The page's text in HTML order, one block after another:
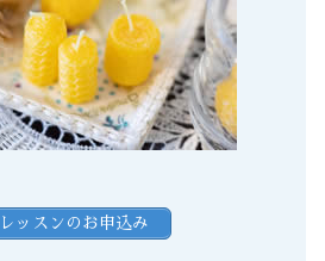
レッスンのお申込み